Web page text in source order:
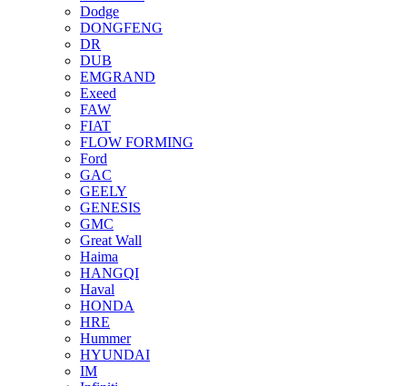
Dodge
DONGFENG
DR
DUB
EMGRAND
Exeed
FAW
FIAT
FLOW FORMING
Ford
GAC
GEELY
GENESIS
GMC
Great Wall
Haima
HANGQI
Haval
HONDA
HRE
Hummer
HYUNDAI
IM